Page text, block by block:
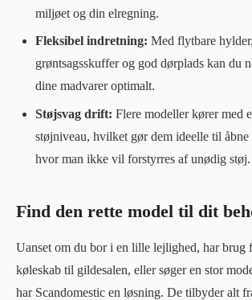
miljøet og din elregning.
Fleksibel indretning: Med flytbare
grøntsagsskuffer og god dørplads kan du
dine madvarer optimalt.
Støjsvag drift: Flere modeller kører med
støjniveau, hvilket gør dem ideelle til
hvor man ikke vil forstyrres af unødig støj.
Find den rette model til dit
Uanset om du bor i en lille lejlighed, har brug
køleskab til gildesalen, eller søger en stor
har Scandomestic en løsning. De tilbyder alt